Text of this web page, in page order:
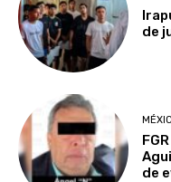
de
de